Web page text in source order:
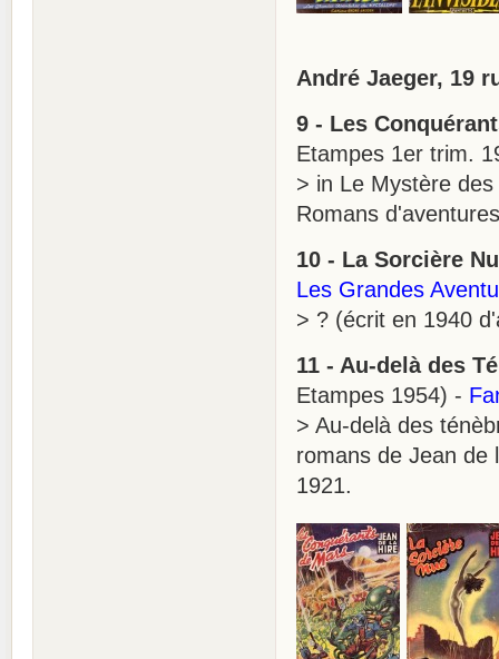
André Jaeger, 19
9 - Les
Etampes 1er trim.
> in Le Mystère
Romans
10 - La Sorcière
Les Grandes
> ? (écrit en 1940
11 - Au-delà des
Etampes 1954) -
> Au-delà des
romans de Jean de
1921.